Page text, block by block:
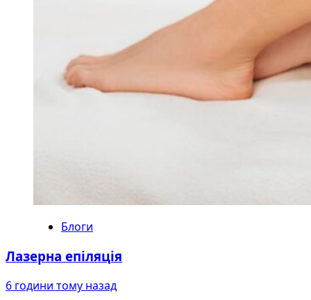
Блоги
Лазерна епіляція
6 години тому назад